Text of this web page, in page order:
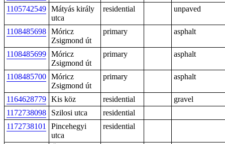
1105742549 Mátyás király
utca
residential unpaved
1108485698 Móricz
Zsigmond út
primary asphalt
1108485699 Móricz
Zsigmond út
primary asphalt
1108485700 Móricz
Zsigmond út
primary asphalt
1164628779 Kis köz residential
gravel
1172738098
Szilosi utca
residential
1172738101
Pincehegyi
utca
residential